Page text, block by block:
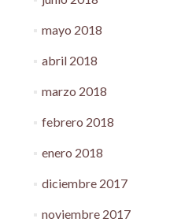
mayo 2018
abril 2018
marzo 2018
febrero 2018
enero 2018
diciembre 2017
noviembre 2017